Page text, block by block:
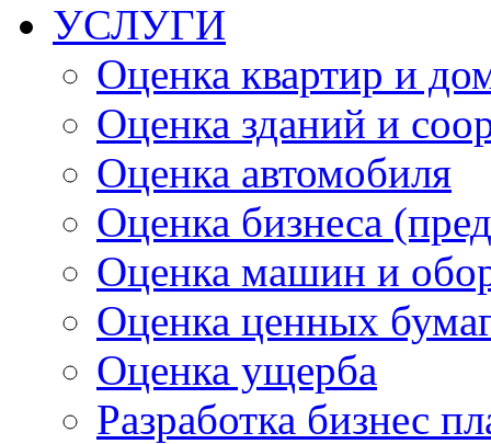
УСЛУГИ
Оценка квартир и
Оценка зданий и
Оценка автомобиля
Оценка бизнеса
Оценка машин и
Оценка ценных
Оценка ущерба
Разработка бизнес